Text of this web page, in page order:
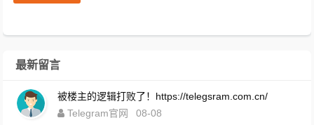
最新留言
被楼主的逻辑打败了！https://telegsram.com.cn/
Telegram官网
08-08